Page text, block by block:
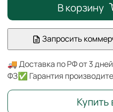
В корзину
Запросить
🚚 Доставка по РФ от 3 дней
ФЗ✅ Гарантия
Купить